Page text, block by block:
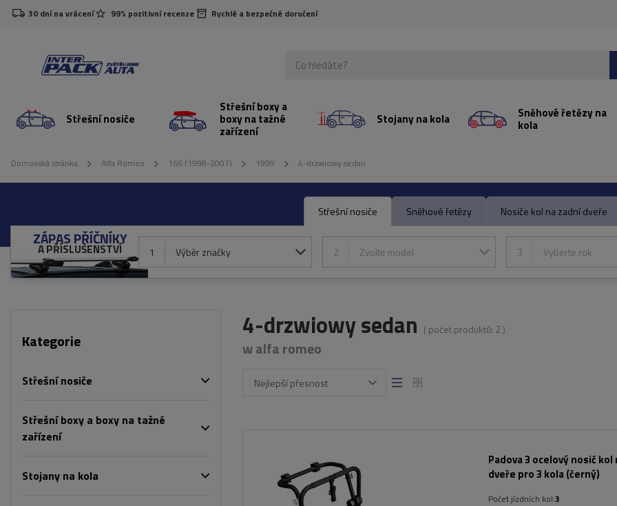
30 dní na vrácení 99% pozitivní recenze Rychlé a bezpečné doručení
Střešní nosiče
Střešní boxy a
boxy na tažné
zařízení
Stojany na kola Sněhové řetězy na
kola
Domovská stránka Alfa Romeo 166 (1998-2007) 1999 4-drzwiowy sedan
Střešní nosiče Sněhové řetězy Nosiče kol na zadní dveře
ZÁPAS PŘÍČNÍKY
A PŘÍSLUŠENSTVÍ 1 Výběr značky 2 Zvolte model 3 Vyberte rok
Kategorie
Střešní nosiče
Střešní boxy a boxy na tažné
zařízení
Stojany na kola
4-drzwiowy sedan ( počet produktů: 2 )
w alfa romeo
Nejlepší přesnost
Padova 3 ocelový nosič kol
dveře pro 3 kola (černý)
Počet jízdních kol:3